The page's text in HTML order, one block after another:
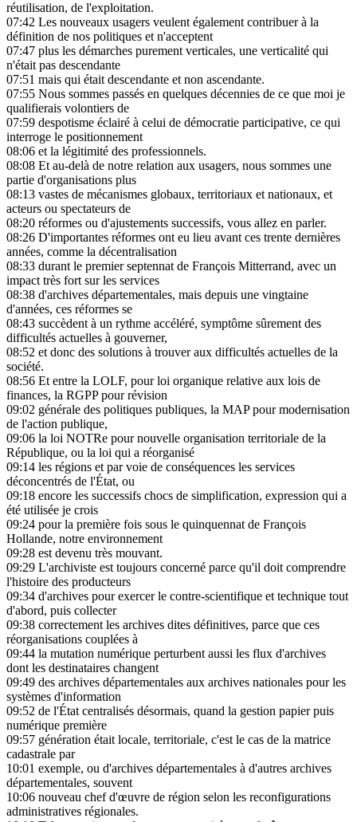
réutilisation, de l'exploitation.
07:42 Les nouveaux usagers veulent également contribuer à la
définition de nos politiques et n'acceptent
07:47 plus les démarches purement verticales, une verticalité qui
n'était pas descendante
07:51 mais qui était descendante et non ascendante.
07:55 Nous sommes passés en quelques décennies de ce que moi je
qualifierais volontiers de
07:59 despotisme éclairé à celui de démocratie participative, ce qui
interroge le positionnement
08:06 et la légitimité des professionnels.
08:08 Et au-delà de notre relation aux usagers, nous sommes une
partie d'organisations plus
08:13 vastes de mécanismes globaux, territoriaux et nationaux, et
acteurs ou spectateurs de
08:20 réformes ou d'ajustements successifs, vous allez en parler.
08:26 D'importantes réformes ont eu lieu avant ces trente dernières
années, comme la décentralisation
08:33 durant le premier septennat de François Mitterrand, avec un
impact très fort sur les services
08:38 d'archives départementales, mais depuis une vingtaine
d'années, ces réformes se
08:43 succèdent à un rythme accéléré, symptôme sûrement des
difficultés actuelles à gouverner,
08:52 et donc des solutions à trouver aux difficultés actuelles de la
société.
08:56 Et entre la LOLF, pour loi organique relative aux lois de
finances, la RGPP pour révision
09:02 générale des politiques publiques, la MAP pour modernisation
de l'action publique,
09:06 la loi NOTRe pour nouvelle organisation territoriale de la
République, ou la loi qui a réorganisé
09:14 les régions et par voie de conséquences les services
déconcentrés de l'État, ou
09:18 encore les successifs chocs de simplification, expression qui a
été utilisée je crois
09:24 pour la première fois sous le quinquennat de François
Hollande, notre environnement
09:28 est devenu très mouvant.
09:29 L'archiviste est toujours concerné parce qu'il doit comprendre
l'histoire des producteurs
09:34 d'archives pour exercer le contre-scientifique et technique tout
d'abord, puis collecter
09:38 correctement les archives dites définitives, parce que ces
réorganisations couplées à
09:44 la mutation numérique perturbent aussi les flux d'archives
dont les destinataires changent
09:49 des archives départementales aux archives nationales pour les
systèmes d'information
09:52 de l'État centralisés désormais, quand la gestion papier puis
numérique première
09:57 génération était locale, territoriale, c'est le cas de la matrice
cadastrale par
10:01 exemple, ou d'archives départementales à d'autres archives
départementales, souvent
10:06 nouveau chef d'œuvre de région selon les reconfigurations
administratives régionales.